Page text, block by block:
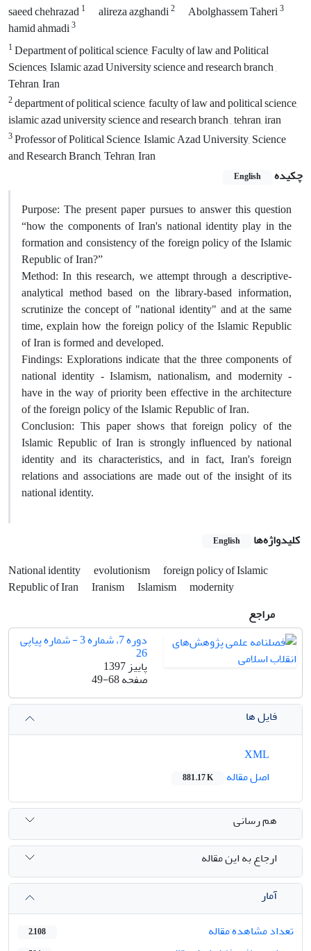
saeed chehrazad1 alireza azghandi2 Abolghassem Taheri3
hamid ahmadi3
1Department of political science, Faculty of law and Political
Sciences, Islamic azad University science and research branch ,
Tehran, Iran
2department of political science, faculty of law and political science,
islamic azad university science and research branch , tehran, iran
3Professor of Political Science, Islamic Azad University, Science
and Research Branch, Tehran, Iran
چکیده
English
Purpose: The present paper pursues to answer this question
“how the components of Iran's national identity play in the
formation and consistency of the foreign policy of the Islamic
Republic of Iran?”
Method: In this research, we attempt through a descriptive-
analytical method based on the library-based information,
scrutinize the concept of "national identity" and at the same
time, explain how the foreign policy of the Islamic Republic
of Iran is formed and developed.
Findings: Explorations indicate that the three components of
national identity - Islamism, nationalism, and modernity -
have in the way of priority been effective in the architecture
of the foreign policy of the Islamic Republic of Iran.
Conclusion: This paper shows that foreign policy of the
Islamic Republic of Iran is strongly influenced by national
identity and its characteristics, and in fact, Iran's foreign
relations and associations are made out of the insight of its
national identity.
کلیدواژه‌ها English
National identity evolutionism
foreign policy of Islamic
Republic of Iran
Iranism Islamism
modernity
مراجع
دوره 7، شماره 3 - شماره پیاپی
26
پاییز 1397
صفحه49-68
فایل ها
اصل مقاله
881.17 K
هم رسانی
ارجاع به این مقاله
آمار
تعداد مشاهده مقاله
2,108